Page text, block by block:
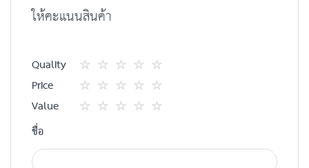
ให้คะแนนสินค้า
Quality
1
star
2
ดาว
3
ดาว
4
ดาว
5
ดาว
Price
1
2
3
4
5
Value
ชื่อ